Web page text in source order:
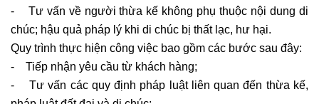
- Tư vấn về người thừa kế không phụ thuộc nội dung di
chúc; hậu quả pháp lý khi di chúc bị thất lạc, hư hại.
Quy trình thực hiện công việc bao gồm các bước sau đây:
- Tiếp nhận yêu cầu từ khách hàng;
- Tư vấn các quy định pháp luật liên quan đến thừa kế,